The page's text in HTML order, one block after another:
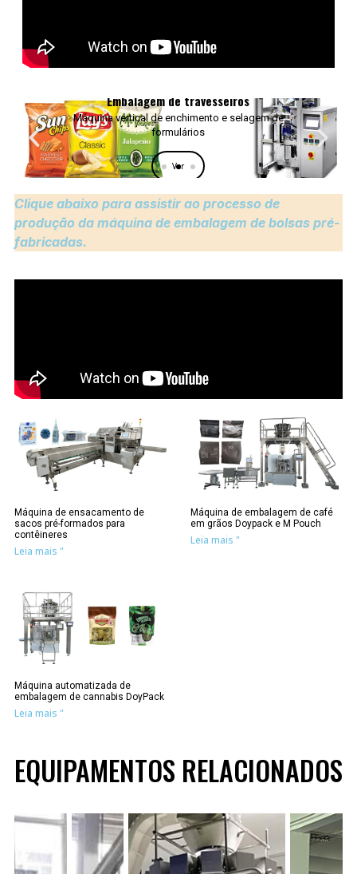
Embalagem de travesseiros
Máquina vertical de enchimento e selagem de
formulários
Ver
Clique abaixo para assistir ao processo de
produção da máquina de embalagem de bolsas pré-
fabricadas.
Máquina de ensacamento de
sacos pré-formados para
contêineres
Leia mais "
Máquina de embalagem de café
em grãos Doypack e M Pouch
Leia mais "
Máquina automatizada de
embalagem de cannabis DoyPack
Leia mais "
EQUIPAMENTOS RELACIONADOS